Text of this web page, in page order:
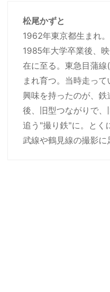
松尾かずと
1962年東京都生まれ。
1985年大学卒業後、
在に至る。東急目蒲
まれ育つ。当時走っ
興味を持ったのが、
後、旧型つながりで
追う"撮り鉄"に。とく
武線や鶴見線の撮影に